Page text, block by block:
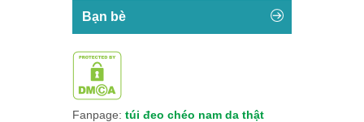
Bạn bè
Fanpage: túi đeo chéo nam da thật